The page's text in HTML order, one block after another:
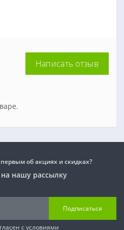
Написать отзыв
первым об акциях и скидках?
нашу рассылку
Подписаться
с условиями